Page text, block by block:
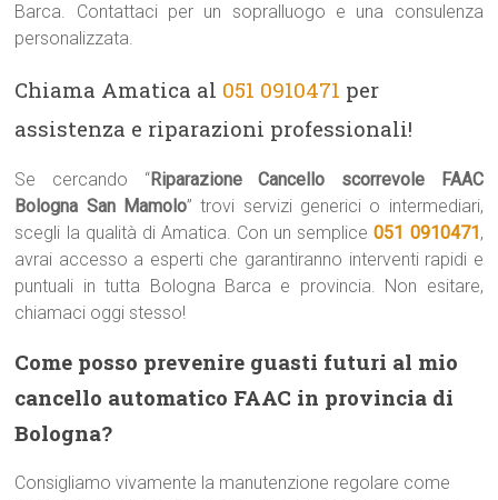
Barca. Contattaci per un sopralluogo e una consulenza
personalizzata.
Chiama Amatica al 051 0910471 per
assistenza e riparazioni professionali!
Se cercando “Riparazione Cancello scorrevole FAAC
Bologna San Mamolo” trovi servizi generici o intermediari,
scegli la qualità di Amatica. Con un semplice051 0910471,
avrai accesso a esperti che garantiranno interventi rapidi e
puntuali in tutta Bologna Barca e provincia. Non esitare,
chiamaci oggi stesso!
Come posso prevenire guasti futuri al mio
cancello automatico FAAC in provincia di
Bologna?
Consigliamo vivamente la manutenzione regolare come